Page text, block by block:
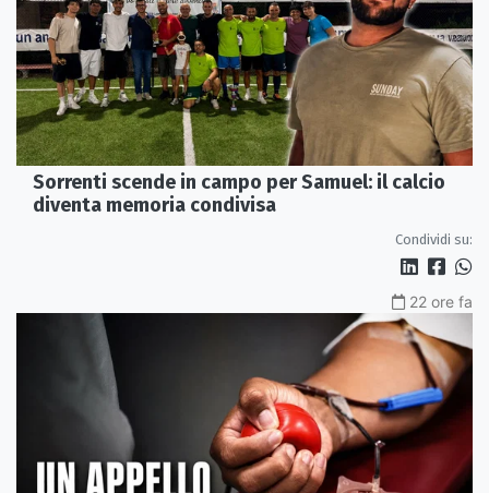
Sorrenti scende in campo per Samuel: il calcio
diventa memoria condivisa
Condividi su:
22 ore fa